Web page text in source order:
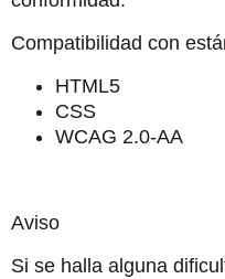
Compatibilidad con
HTML5
CSS
WCAG 2.0-AA
Aviso
Si se halla alguna